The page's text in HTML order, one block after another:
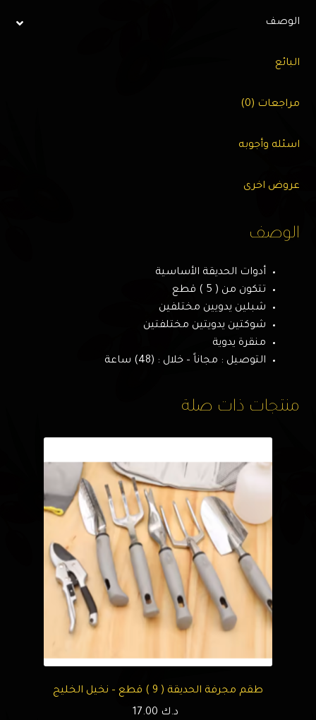
الوصف
البائع
مراجعات (0)
اسئله وأجوبه
عروض اخرى
الوصف
أدوات الحديقة الأساسية
تتكون من ( 5 ) قطع
شبلين يدويين مختلفين
شوكتين يدويتين مختلفتين
منقرة يدوية
التوصيل : مجاناً – خلال : (48) ساعة
منتجات ذات صلة
طقم مجرفة الحديقة ( 9 ) قطع – نخيل الخليج
د.ك